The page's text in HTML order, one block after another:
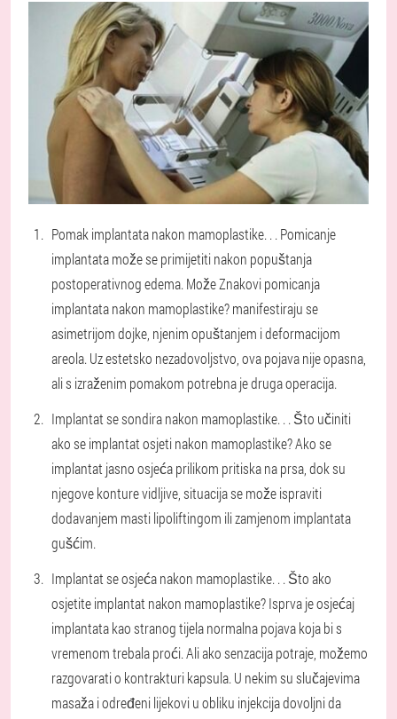
Pomak implantata nakon mamoplastike. . . Pomicanje
implantata može se primijetiti nakon popuštanja
postoperativnog edema. Može Znakovi pomicanja
implantata nakon mamoplastike? manifestiraju se
asimetrijom dojke, njenim opuštanjem i deformacijom
areola. Uz estetsko nezadovoljstvo, ova pojava nije opasna,
ali s izraženim pomakom potrebna je druga operacija.
Implantat se sondira nakon mamoplastike. . . Što učiniti
ako se implantat osjeti nakon mamoplastike? Ako se
implantat jasno osjeća prilikom pritiska na prsa, dok su
njegove konture vidljive, situacija se može ispraviti
dodavanjem masti lipoliftingom ili zamjenom implantata
gušćim.
Implantat se osjeća nakon mamoplastike. . . Što ako
osjetite implantat nakon mamoplastike? Isprva je osjećaj
implantata kao stranog tijela normalna pojava koja bi s
vremenom trebala proći. Ali ako senzacija potraje, možemo
razgovarati o kontrakturi kapsula. U nekim su slučajevima
masaža i određeni lijekovi u obliku injekcija dovoljni da